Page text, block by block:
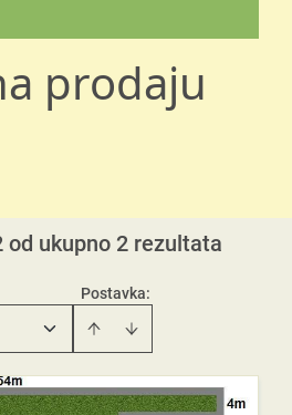
prodaju
od ukupno 2 rezultata
Postavka: